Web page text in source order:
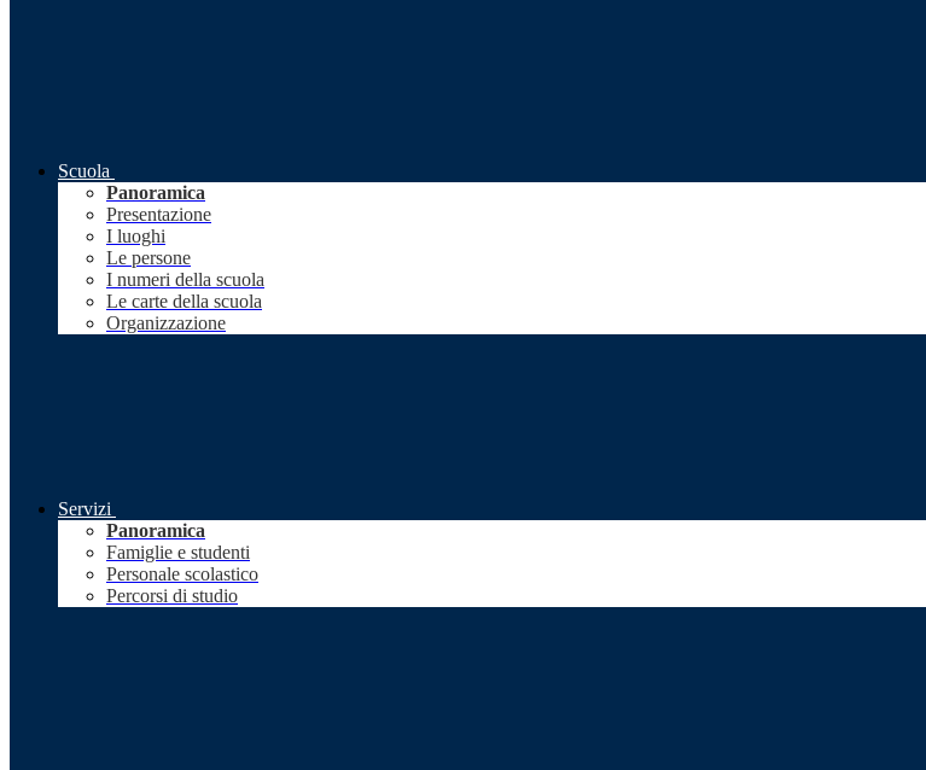
Scuola
Panoramica
Presentazione
I luoghi
Le persone
I numeri della scuola
Le carte della scuola
Organizzazione
Servizi
Panoramica
Famiglie e studenti
Personale scolastico
Percorsi di studio